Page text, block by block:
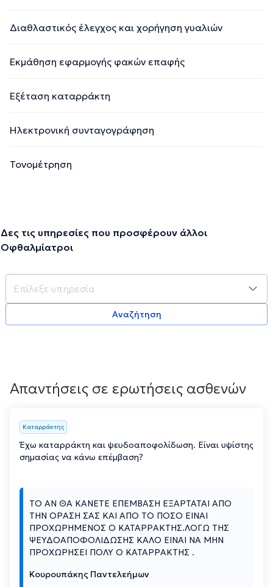
Διαθλαστικός έλεγχος και χορήγηση γυαλιών
Εκμάθηση εφαρμογής φακών επαφής
Εξέταση καταρράκτη
Ηλεκτρονική συνταγογράφηση
Τονομέτρηση
Δες τις υπηρεσίες που προσφέρουν άλλοι
Οφθαλμίατροι
Αναζήτηση
Απαντήσεις σε ερωτήσεις ασθενών
Καταρράκτης
Έχω καταρράκτη και ψευδοαποφολίδωση. Είναι υψίστης
σημασίας να κάνω επέμβαση?
ΤΟ ΑΝ ΘΑ ΚΑΝΕΤΕ ΕΠΕΜΒΑΣΗ ΕΞΑΡΤΑΤΑΙ ΑΠΟ
ΤΗΝ ΟΡΑΣΗ ΣΑΣ ΚΑΙ ΑΠΟ ΤΟ ΠΟΣΟ ΕΙΝΑΙ
ΠΡΟΧΩΡΗΜΕΝΟΣ Ο ΚΑΤΑΡΡΑΚΤΗΣ.ΛΟΓΩ ΤΗΣ
ΨΕΥΔΟΑΠΟΦΟΛΙΔΩΣΗΣ ΚΑΛΟ ΕΙΝΑΙ ΝΑ ΜΗΝ
ΠΡΟΧΩΡΗΣΕΙ ΠΟΛΥ Ο ΚΑΤΑΡΡΑΚΤΗΣ .
Κουρουπάκης Παντελεήμων